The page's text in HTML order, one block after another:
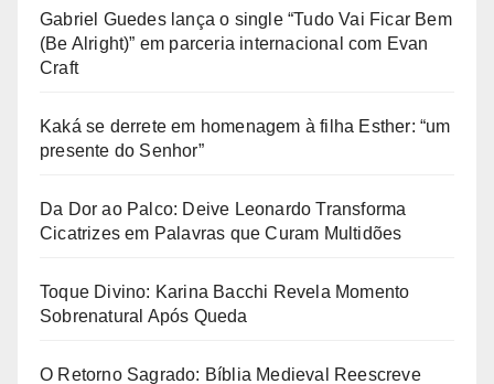
Gabriel Guedes lança o single “Tudo Vai Ficar Bem
(Be Alright)” em parceria internacional com Evan
Craft
Kaká se derrete em homenagem à filha Esther: “um
presente do Senhor”
Da Dor ao Palco: Deive Leonardo Transforma
Cicatrizes em Palavras que Curam Multidões
Toque Divino: Karina Bacchi Revela Momento
Sobrenatural Após Queda
O Retorno Sagrado: Bíblia Medieval Reescreve